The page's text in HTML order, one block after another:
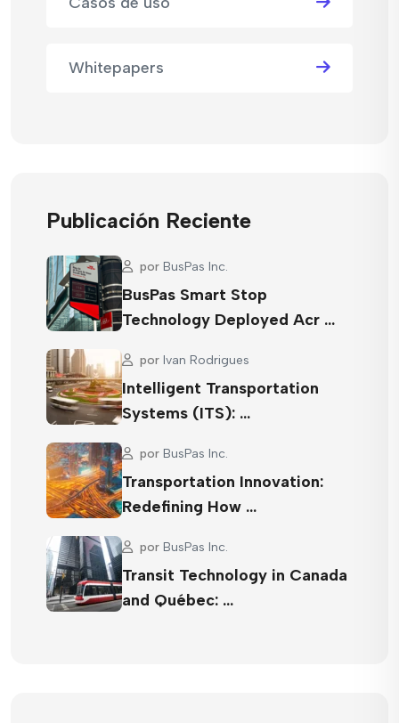
Whitepapers
Publicación Reciente
por BusPas Inc.
BusPas Smart Stop
Technology Deployed Acr …
por Ivan Rodrigues
Intelligent Transportation
Systems (ITS): …
por BusPas Inc.
Transportation Innovation:
Redefining How …
por BusPas Inc.
Transit Technology in Canada
and Québec: …